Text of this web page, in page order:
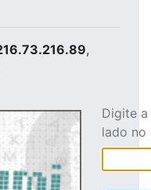
,
Digite
lado no